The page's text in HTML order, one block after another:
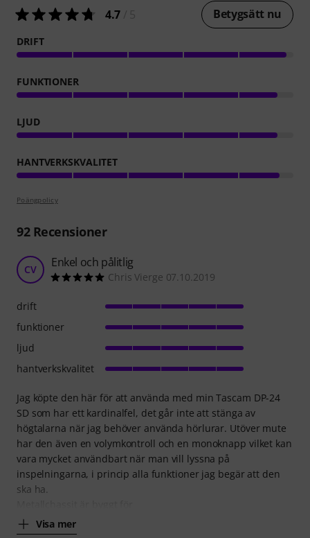
4.7 Betygsätt nu
DRIFT
FUNKTIONER
LJUD
HANTVERKSKVALITET
Poängpolicy
92Recensioner
CV Enkel och pålitlig
Chris Vierge 07.10.2019
Jag köpte den här för att använda med min Tascam DP-24
SD som har ett kardinalfel, det går inte att stänga av
högtalarna när jag behöver använda hörlurar. Utöver mute
har den även en volymkontroll och en monoknapp vilket kan
vara mycket användbart när man vill lyssna på
inspelningarna, i princip alla funktioner jag begär att den
ska ha.
Visa mer
drift
funktioner
ljud
hantverkskvalitet